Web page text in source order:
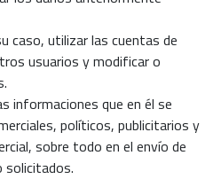
caso, utilizar las cuentas de
usuarios y modificar o
informaciones que en él se
políticos, publicitarios y
sobre todo en el envío de
solicitados.